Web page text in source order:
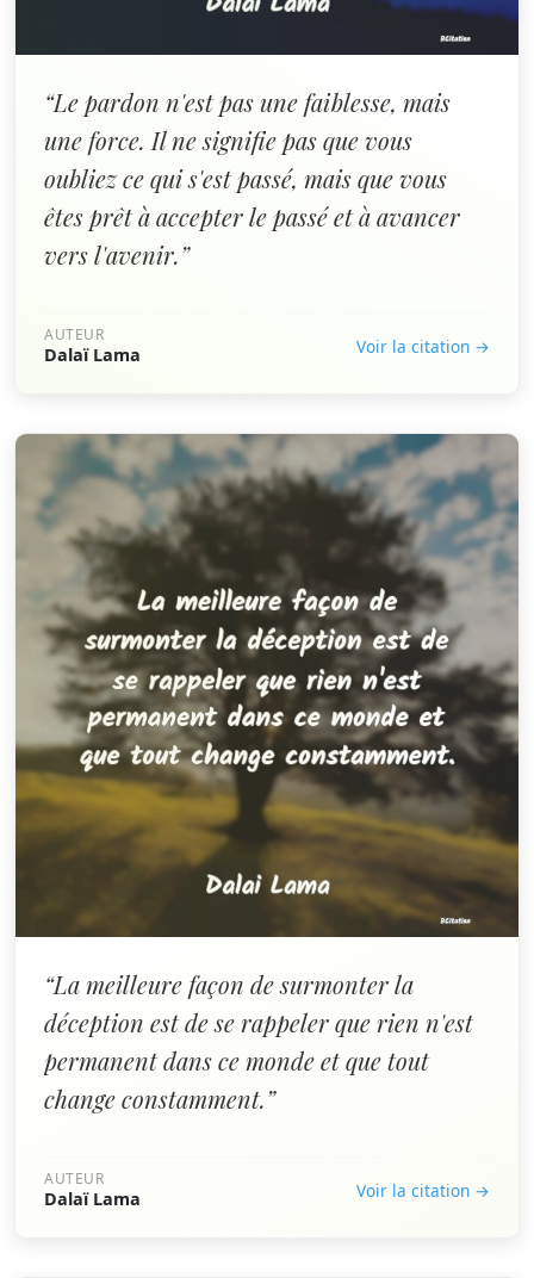
“Le pardon n'est pas une faiblesse, mais
une force. Il ne signifie pas que vous
oubliez ce qui s'est passé, mais que vous
êtes prêt à accepter le passé et à avancer
vers l'avenir.”
AUTEUR
Dalaï Lama Voir la citation →
“La meilleure façon de surmonter la
déception est de se rappeler que rien n'est
permanent dans ce monde et que tout
change constamment.”
AUTEUR
Dalaï Lama Voir la citation →